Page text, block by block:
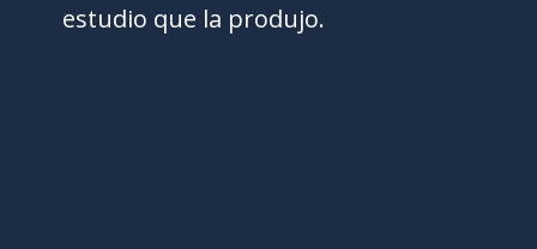
estudio que la produjo.